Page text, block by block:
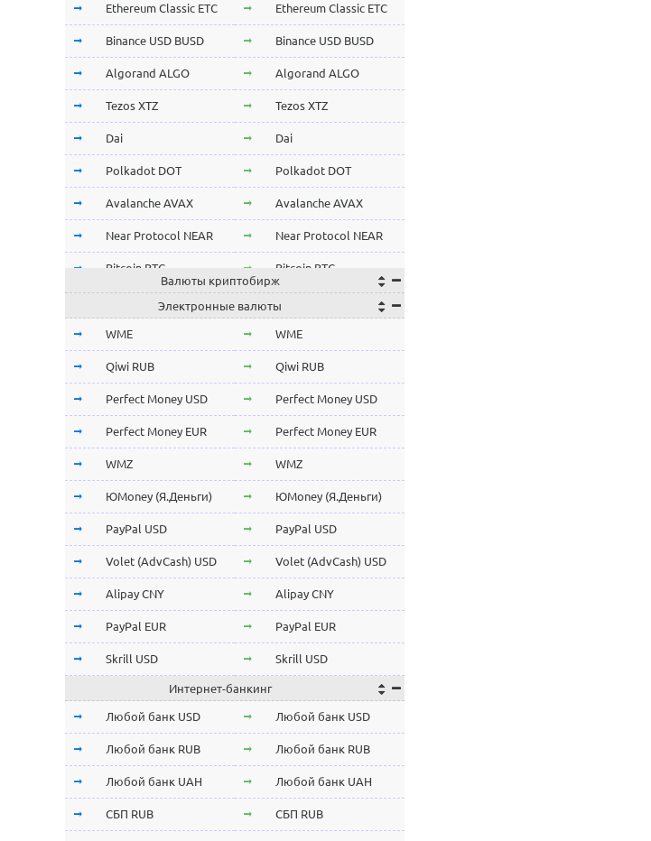
Ethereum Classic ETC Ethereum Classic ETC
Binance USD BUSD Binance USD BUSD
Algorand ALGO Algorand ALGO
Tezos XTZ Tezos XTZ
Dai Dai
Polkadot DOT Polkadot DOT
Avalanche AVAX Avalanche AVAX
Near Protocol NEAR Near Protocol NEAR
Bitcoin BTC Bitcoin BTC
Terra LUNA
Cardano ADA Cardano ADA
OmiseGo OMG OmiseGo OMG
Verge XVG Verge XVG
BitTorrent BTT BitTorrent BTT
Stellar Lumens XLM Stellar Lumens XLM
EOS EOS
NEO NEO
ChainLink LINK ChainLink LINK
Qtum Qtum
Iota MIOTA Iota MIOTA
Waves Waves
Zcash ZEC Zcash ZEC
Ontology ONT Ontology ONT
0x ZRX 0x ZRX
VeChain VET VeChain VET
Валюты криптобирж
Электронные валюты
WME WME
Qiwi RUB Qiwi RUB
Perfect Money USD Perfect Money USD
Perfect Money EUR Perfect Money EUR
WMZ WMZ
ЮMoney (Я.Деньги) ЮMoney (Я.Деньги)
PayPal USD PayPal USD
Volet (AdvCash) USD Volet (AdvCash) USD
Alipay CNY Alipay CNY
PayPal EUR PayPal EUR
Skrill USD Skrill USD
Volet (AdvCash) RUB Volet (AdvCash) RUB
Volet (AdvCash) EUR Volet (AdvCash) EUR
Volet (AdvCash) KZT Volet (AdvCash) KZT
ePayments USD ePayments USD
Интернет-банкинг
Любой банк USD Любой банк USD
Любой банк RUB Любой банк RUB
Любой банк UAH Любой банк UAH
СБП RUB СБП RUB